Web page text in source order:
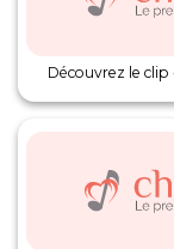
Découvrez le clip